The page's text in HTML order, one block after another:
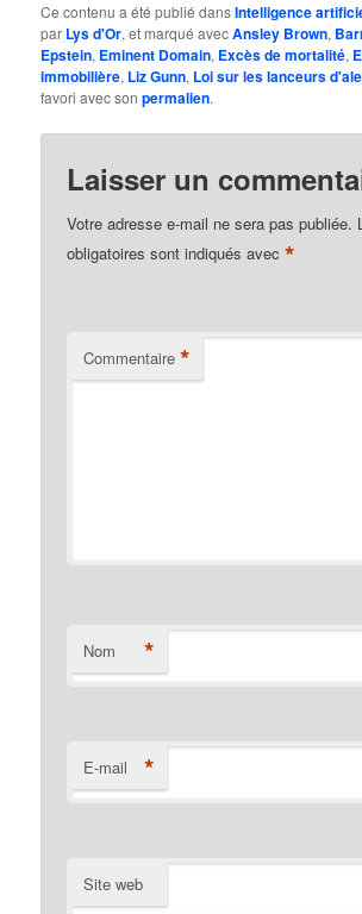
Ce contenu a été publié dansIntelligence
par Lys d'Or, et marqué avecAnsley Brown,
Epstein, Eminent Domain, Excès de mortalité,
immobilière, Liz Gunn, Loi sur les lanceurs
favori avec sonpermalien.
Laisser un
Votre adresse e-mail ne sera pas publiée.
obligatoires sont indiqués avec*
Commentaire *
Nom *
E-mail *
Site web